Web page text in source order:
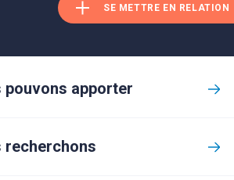
SE METTRE EN RELATION
pouvons apporter
recherchons